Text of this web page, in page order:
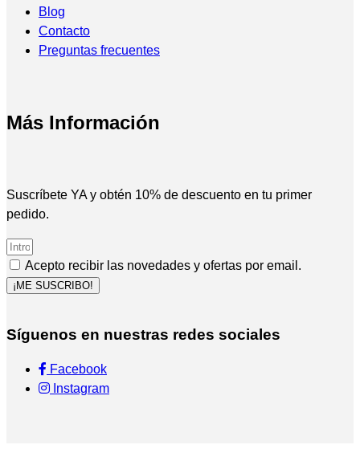
Blog
Contacto
Preguntas frecuentes
Más Información
Suscríbete YA y obtén 10% de descuento en tu primer
pedido.
Acepto recibir las novedades y ofertas por email.
¡ME SUSCRIBO!
Síguenos en nuestras redes sociales
Facebook
Instagram